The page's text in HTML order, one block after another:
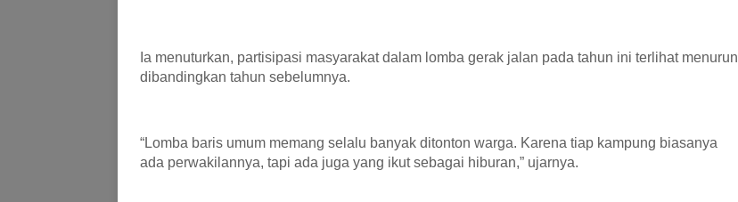
Ia menuturkan, partisipasi masyarakat dalam lomba gerak jalan pada tahun ini terlihat menurun
dibandingkan tahun sebelumnya.
“Lomba baris umum memang selalu banyak ditonton warga. Karena tiap kampung biasanya
ada perwakilannya, tapi ada juga yang ikut sebagai hiburan,” ujarnya.